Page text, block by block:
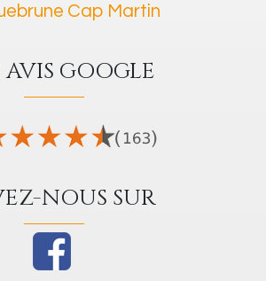
Cap Martin
GOOGLE
NOUS SUR